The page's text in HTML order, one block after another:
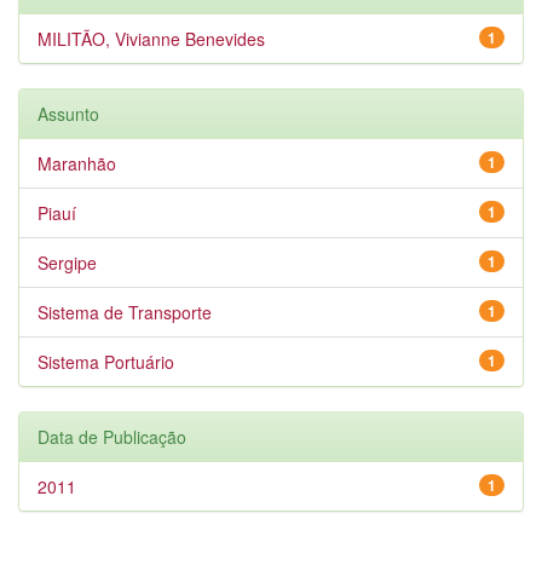
1
MILITÃO, Vivianne Benevides
Assunto
1
Maranhão
1
Piauí
1
Sergipe
1
Sistema de Transporte
1
Sistema Portuário
Data de Publicação
1
2011